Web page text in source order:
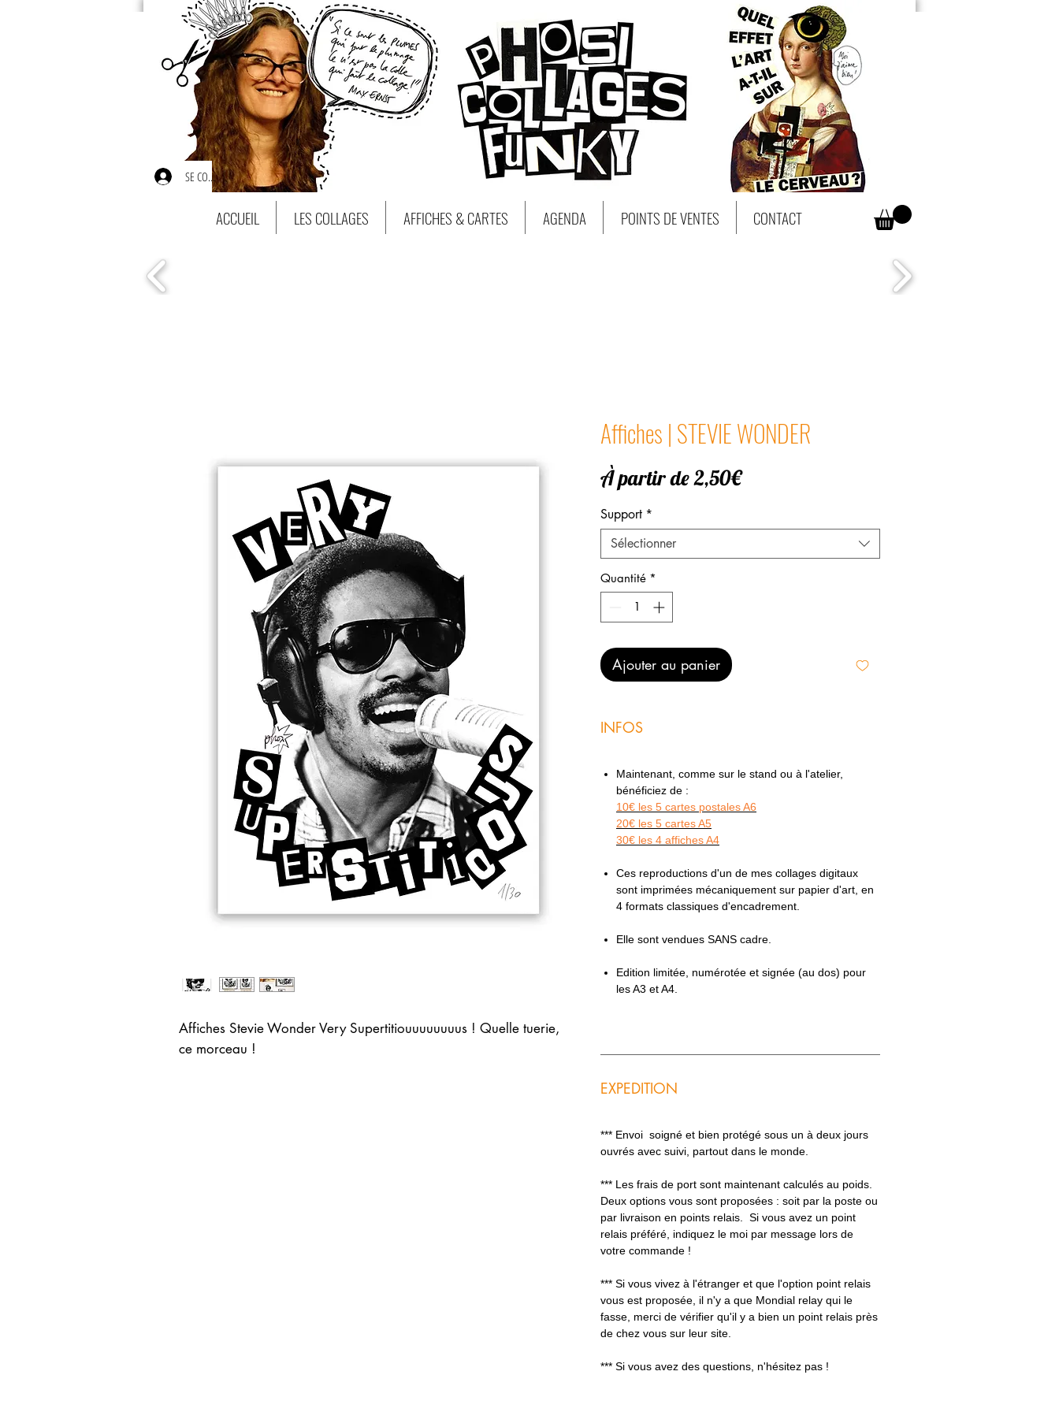
SE CONNECTER
ACCUEIL LES COLLAGES AFFICHES & CARTES AGENDA POINTS DE VENTES CONTACT
Affiches Stevie Wonder Very Supertitiouuuuuuuus ! Quelle tuerie,
ce morceau !
Affiches | STEVIE WONDER
À partir de2,50€Prix
Support *
Sélectionner
Quantité *
Ajouter au panier
INFOS
Maintenant, comme sur le stand ou à l'atelier,
bénéficiez de :
10€ les 5 cartes postales A6
20€ les 5 cartes A5
30€ les 4 affiches A4
Ces reproductions d'un de mes collages digitaux
sont imprimées mécaniquement sur papier d'art, en
4 formats classiques d'encadrement.
Elle sont vendues SANS cadre.
Edition limitée, numérotée et signée (au dos) pour
les A3 et A4.
EXPEDITION
*** Envoi soigné et bien protégé sous un à deux jours
ouvrés avec suivi, partout dans le monde.
*** Les frais de port sont maintenant calculés au poids.
Deux options vous sont proposées : soit par la poste ou
par livraison en points relais. Si vous avez un point
relais préféré, indiquez le moi par message lors de
votre commande !
*** Si vous vivez à l'étranger et que l'option point relais
vous est proposée, il n'y a que Mondial relay qui le
fasse, merci de vérifier qu'il y a bien un point relais près
de chez vous sur leur site.
*** Si vous avez des questions, n'hésitez pas !